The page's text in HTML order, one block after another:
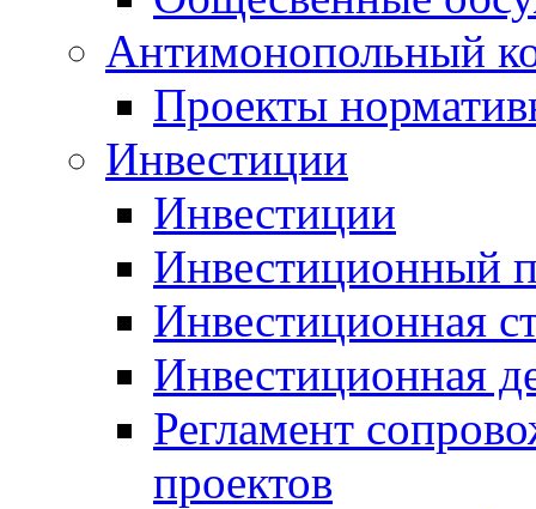
Антимонопольный
Проекты
Инвестиции
Инвестиции
Инвестиционный
Инвестиционная
Инвестиционная
Регламент
проектов